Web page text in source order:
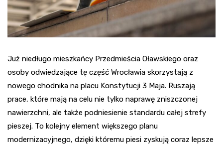
Już niedługo mieszkańcy Przedmieścia Oławskiego oraz
osoby odwiedzające tę część Wrocławia skorzystają z
nowego chodnika na placu Konstytucji 3 Maja. Ruszają
prace, które mają na celu nie tylko naprawę zniszczonej
nawierzchni, ale także podniesienie standardu całej strefy
pieszej. To kolejny element większego planu
modernizacyjnego, dzięki któremu piesi zyskują coraz lepsze